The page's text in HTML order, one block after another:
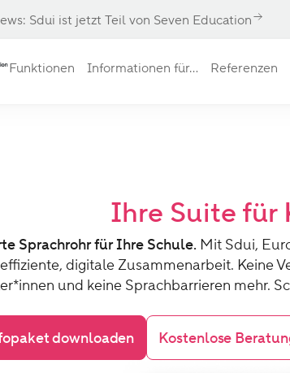
Sdui ist jetzt Teil von Seven Education
Funktionen Informationen für... Referenzen
Ihre Suite für
Sprachrohr für Ihre Schule. Mit Sdui,
digitale Zusammenarbeit. Keine
und keine Sprachbarrieren mehr.
downloaden
Kostenlose